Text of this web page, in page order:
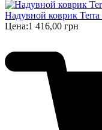
Надувной коврик
Цена:1 416,00 грн